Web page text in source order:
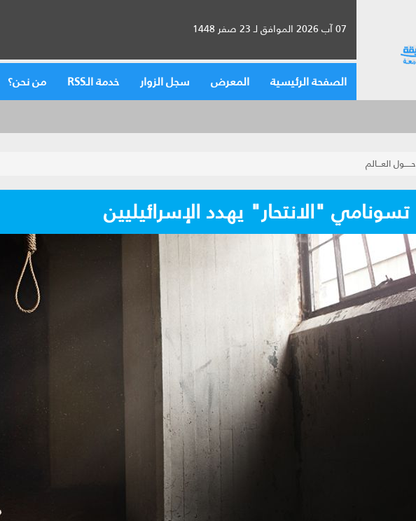
07 آب 2026 الموافق لـ 23 صفر 1448
الصفحة الرئيسية المعرض سجل الزوار خدمة الـRSS من نحن؟
حـــــول العـــالم
تسونامي "الانتحار" يهدد الإسرائيليين